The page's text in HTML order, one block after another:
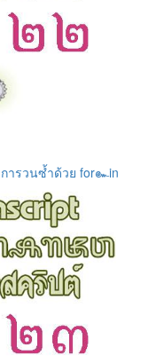
ารวนซ้ำด้วย for๛in